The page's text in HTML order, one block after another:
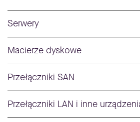
Serwery
Macierze dyskowe
Przełączniki SAN
Przełączniki LAN i inne